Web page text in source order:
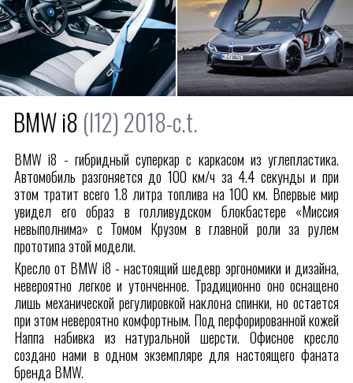
BMW i8 (I12) 2018-c.t.
BMW i8 - гибридный суперкар с каркасом из углепластика.
Автомобиль разгоняется до 100 км/ч за 4.4 секунды и при
этом тратит всего 1.8 литра топлива на 100 км. Впервые мир
увидел его образ в голливудском блокбастере «Миссия
невыполнима» с Томом Крузом в главной роли за рулем
прототипа этой модели.
Кресло от BMW i8 - настоящий шедевр эргономики и дизайна,
невероятно легкое и утонченное. Традиционно оно оснащено
лишь механической регулировкой наклона спинки, но остается
при этом невероятно комфортным. Под перфорированной кожей
Наппа набивка из натуральной шерсти. Офисное кресло
создано нами в одном экземпляре для настоящего фаната
бренда BMW.